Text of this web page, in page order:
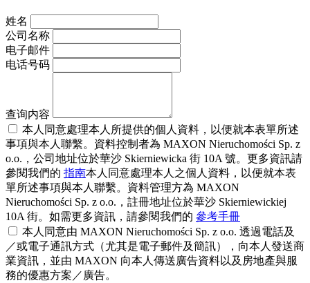
姓名
公司名称
电子邮件
电话号码
查询内容
本人同意處理本人所提供的個人資料，以便就本表單所述
事項與本人聯繫。資料控制者為 MAXON Nieruchomości Sp. z
o.o.，公司地址位於華沙 Skierniewicka 街 10A 號。更多資訊請
參閱我們的 指南本人同意處理本人之個人資料，以便就本表
單所述事項與本人聯繫。資料管理方為 MAXON
Nieruchomości Sp. z o.o.，註冊地址位於華沙 Skierniewickiej
10A 街。如需更多資訊，請參閱我們的 參考手冊
本人同意由 MAXON Nieruchomości Sp. z o.o. 透過電話及
／或電子通訊方式（尤其是電子郵件及簡訊），向本人發送商
業資訊，並由 MAXON 向本人傳送廣告資料以及房地產與服
務的優惠方案／廣告。